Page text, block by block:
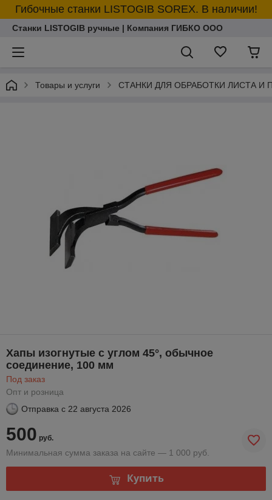
Гибочные станки LISTOGIB SOREX. В наличии!
Станки LISTOGIB ручные | Компания ГИБКО ООО
Товары и услуги СТАНКИ ДЛЯ ОБРАБОТКИ ЛИСТА И
Хапы изогнутые с углом 45°, обычное
соединение, 100 мм
Под заказ
Опт и розница
Отправка с 22 августа 2026
500 руб.
Минимальная сумма заказа на сайте — 1 000 руб.
Купить